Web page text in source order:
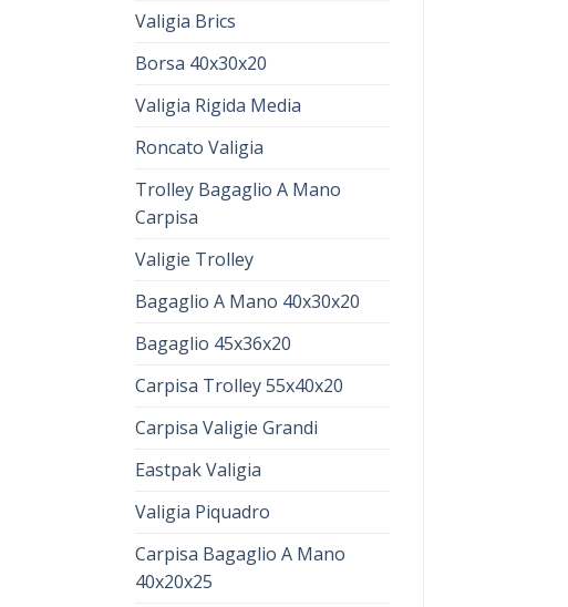
Valigia Brics
Borsa 40x30x20
Valigia Rigida Media
Roncato Valigia
Trolley Bagaglio A Mano
Carpisa
Valigie Trolley
Bagaglio A Mano 40x30x20
Bagaglio 45x36x20
Carpisa Trolley 55x40x20
Carpisa Valigie Grandi
Eastpak Valigia
Valigia Piquadro
Carpisa Bagaglio A Mano
40x20x25